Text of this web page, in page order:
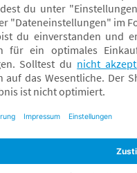
Joolz Kinderwagen
Joolz Wickeltaschen